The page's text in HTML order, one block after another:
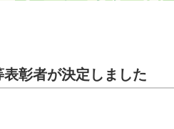
彰者が決定しました